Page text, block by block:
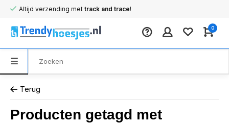
Altijd verzending met track and trace!
0
Terug
Producten getagd met